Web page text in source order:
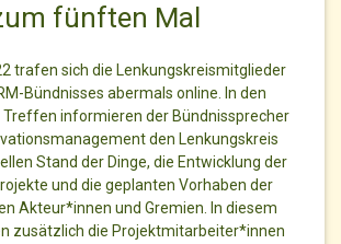
fünften Mal
trafen sich die Lenkungskreismitglieder
Bündnisses abermals online. In den
informieren der Bündnissprecher
den Lenkungskreis
Stand der Dinge, die Entwicklung der
und die geplanten Vorhaben der
Akteur*innen und Gremien. In diesem
zusätzlich die Projektmitarbeiter*innen